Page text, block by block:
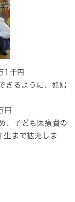
1千円
きるように、妊婦
円
、子ども医療費の
生まで拡充しま